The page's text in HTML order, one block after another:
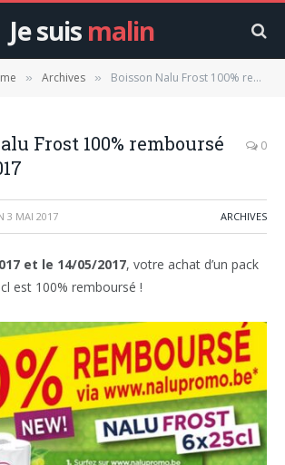
Je suis malin
» Archives » Boisson Nalu Frost 100% remboursé – 14/05/2017
Frost 100% remboursé
0
3 MAI 2017 ARCHIVES
et le 14/05/2017, votre achat d’un pack
est 100% remboursé !